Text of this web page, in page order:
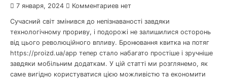
7 января, 2024 Комментариев нет
Сучасний світ змінився до непізнаваності завдяки
технологічному прориву, і подорожі не залишилися осторонь
від цього революційного впливу. Бронювання квитка на потяг
https://proizd.ua/app тепер стало набагато простіше і зручніше
завдяки мобільним додаткам. У цій статті ми розглянемо, як
саме вигідно користуватися цією можливістю та економити